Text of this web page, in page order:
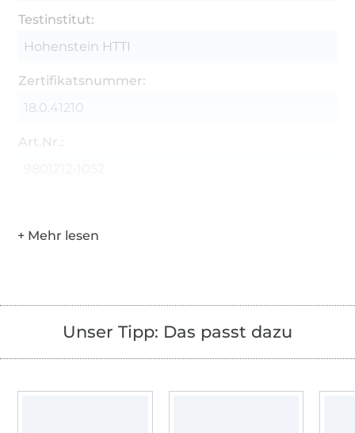
Testinstitut:
Hohenstein HTTI
Zertifikatsnummer:
18.0.41210
Art.Nr.:
Unser Tipp: Das passt dazu